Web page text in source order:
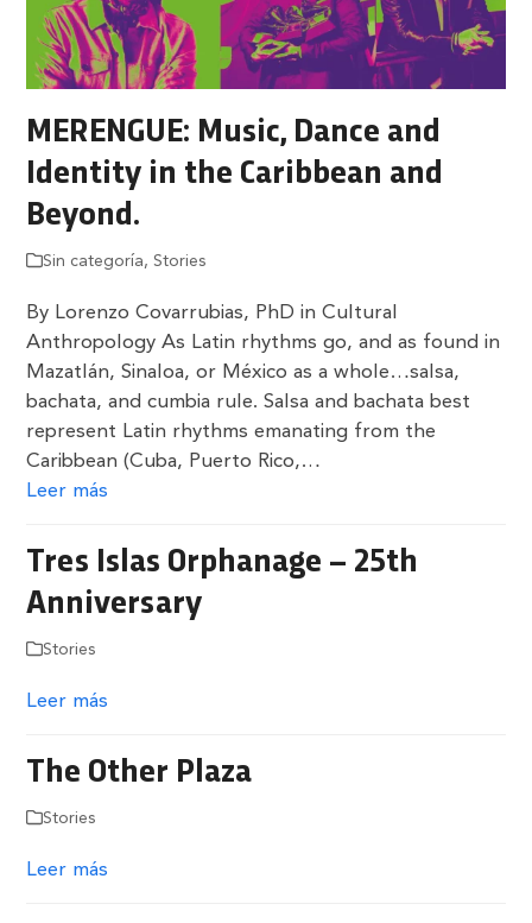
MERENGUE: Music, Dance and
Identity in the Caribbean and
Beyond.
Sin categoría,Stories
By Lorenzo Covarrubias, PhD in Cultural
Anthropology As Latin rhythms go, and as found in
Mazatlán, Sinaloa, or México as a whole…salsa,
bachata, and cumbia rule. Salsa and bachata best
represent Latin rhythms emanating from the
Caribbean (Cuba, Puerto Rico,…
Leer más
Tres Islas Orphanage – 25th
Anniversary
Stories
Leer más
The Other Plaza
Stories
Leer más